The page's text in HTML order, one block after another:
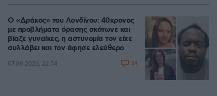
Ο «Δράκος» του Λονδίνου: 40χρονος
με προβλήματα όρασης σκότωνε και
βίαζε γυναίκες, η αστυνομία τον είχε
συλλάβει και τον άφησε ελεύθερο
07.08.2026, 22:54 34